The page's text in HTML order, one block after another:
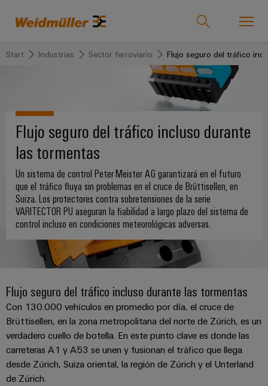
Onlineshop Support Center easyConnect
IndustriasIndustrias
Weidmüller
IndustryMatch
Un
mundo
en
3D
donde
los
retos
se
vuelven
y
las
soluciones
se
pueden
experimentar.
Almacenamiento
Soluciones
Soluciones
Tecnologías
5G
Industrial
Microrredes
DC
Single
Ethernet
Tecnología
de
conexión
SNAP
Productos
Productos
Connectivity
Bornes
Conectores
enchufables
Bornes
y
para
circuito
impreso
Cajas
y
Servicio
Servicio
Productos
personalizados
Regletas
de
bornes
ya
montadas
Montaje
personalizado
de
cables
Fast
Delivery
Empresa
Empresa
Nuestra
empresa
Quiénes
somos
175
años
de
Weidmüller
Datos
y
cifras
Sostenibilidad
Prensa
Company
News
La
Fundación
Joachim
Herz
invierte
en
VISTA
PREVIA
Ventas
Ventas
OEE
Soporte
Ingeniería
y
Producto
Atención
al
Cliente
Dónde
Estamos
Webinars
Condiciones
Global
Start Industrias Sector ferroviario Flujo seguro del tráfico
Flujo seguro del tráfico incluso durante
las tormentas
Un sistema de control Peter Meister AG garantizará en el futuro
que el tráfico fluya sin problemas en el cruce de Brüttisellen, en
Suiza. Los protectores contra sobretensiones de la serie
VARITECTOR PU aseguran la fiabilidad a largo plazo del sistema de
control incluso en condiciones meteorológicas adversas.
Flujo seguro del tráfico incluso durante las tormentas
Con 130.000 vehículos en promedio por día, el cruce de
Brüttisellen, en la zona metropolitana del norte de Zúrich, es un
verdadero cuello de botella. En este punto clave es donde las
carreteras A1 y A53 se unen y fusionan el tráfico que llega
desde Zúrich, Suiza oriental, la región de Zúrich y el Unterland
de Zúrich.